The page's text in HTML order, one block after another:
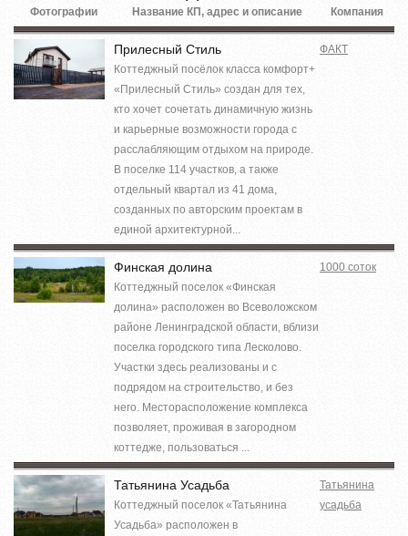
Фотографии Название КП, адрес и описание Компания
Прилесный Стиль
Коттеджный посёлок класса комфорт+
«Прилесный Стиль» создан для тех,
кто хочет сочетать динамичную жизнь
и карьерные возможности города с
расслабляющим отдыхом на природе.
В поселке 114 участков, а также
отдельный квартал из 41 дома,
созданных по авторским проектам в
единой архитектурной...
ФАКТ
Финская долина
Коттеджный поселок «Финская
долина» расположен во Всеволожском
районе Ленинградской области, вблизи
поселка городского типа Лесколово.
Участки здесь реализованы и с
подрядом на строительство, и без
него. Месторасположение комплекса
позволяет, проживая в загородном
коттедже, пользоваться ...
1000 соток
Татьянина Усадьба
Коттеджный поселок «Татьянина
Усадьба» расположен в
Татьянина
усадьба